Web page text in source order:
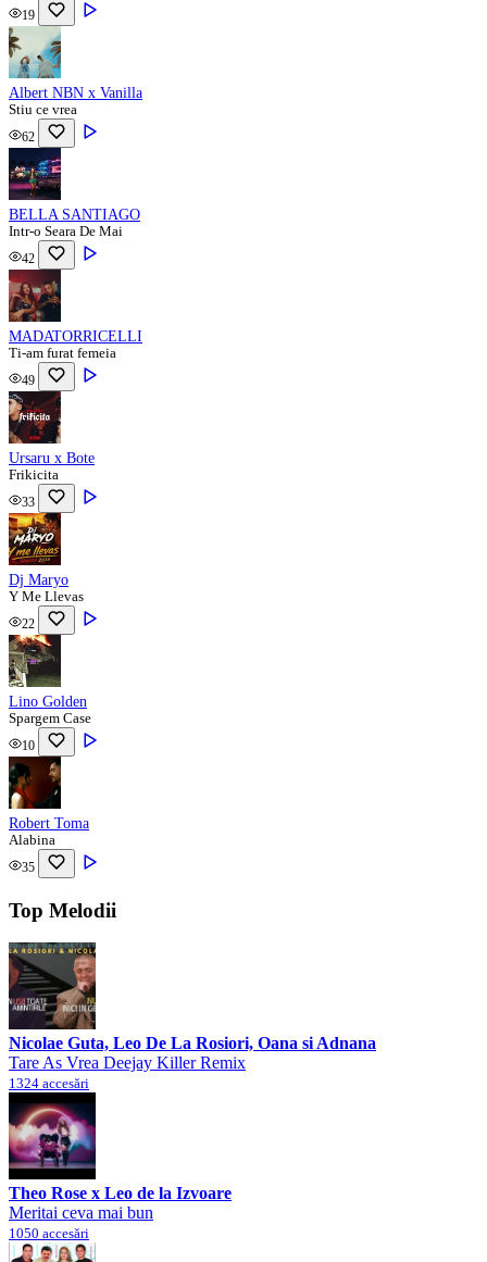
19
Albert NBN x Vanilla
Stiu ce vrea
62
BELLA SANTIAGO
Intr-o Seara De Mai
42
MADATORRICELLI
Ti-am furat femeia
49
Ursaru x Bote
Frikicita
33
Dj Maryo
Y Me Llevas
22
Lino Golden
Spargem Case
10
Robert Toma
Alabina
35
Top Melodii
Nicolae Guta, Leo De La Rosiori, Oana si Adnana
Tare As Vrea Deejay Killer Remix
1324 accesări
Theo Rose x Leo de la Izvoare
Meritai ceva mai bun
1050 accesări